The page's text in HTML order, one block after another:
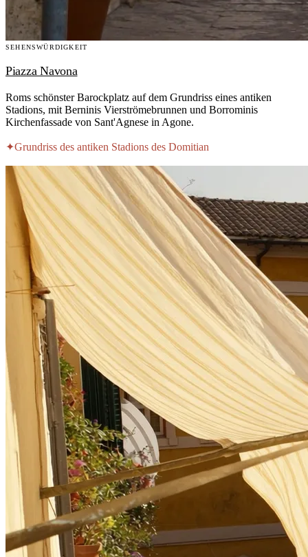
SEHENSWÜRDIGKEIT
Piazza Navona
Roms schönster Barockplatz auf dem Grundriss eines antiken
Stadions, mit Berninis Vierströmebrunnen und Borrominis
Kirchenfassade von Sant'Agnese in Agone.
✦Grundriss des antiken Stadions des Domitian